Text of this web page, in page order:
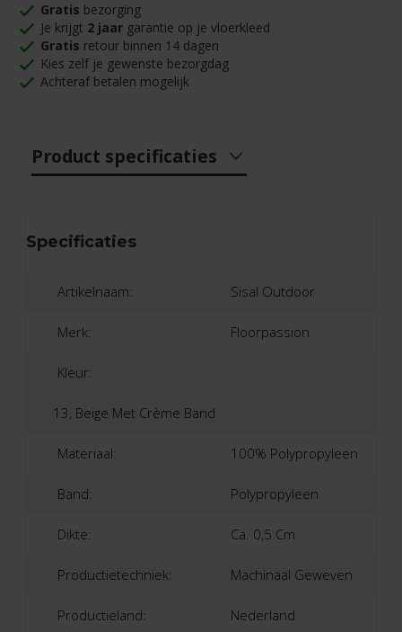
Gratis bezorging
Je krijgt 2 jaar garantie op je vloerkleed
Gratis retour binnen 14 dagen
Kies zelf je gewenste bezorgdag
Achteraf betalen mogelijk
Product specificaties
Specificaties
Artikelnaam: Sisal Outdoor
Merk: Floorpassion
Kleur:
13, Beige Met Crème Band
Materiaal: 100% Polypropyleen
Band: Polypropyleen
Dikte: Ca. 0,5 Cm
Productietechniek: Machinaal Geweven
Productieland: Nederland